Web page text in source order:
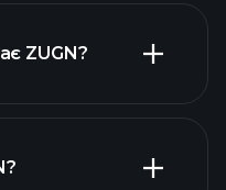
ZUGN?